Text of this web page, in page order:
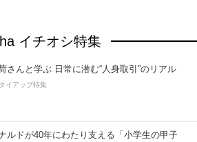
イチオシ特集
さんと学ぶ 日常に潜む“人身取引”のリアル
イアップ特集
ルドが40年にわたり支える「小学生の甲子